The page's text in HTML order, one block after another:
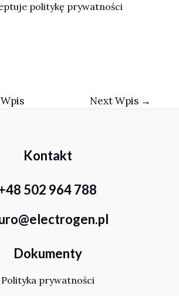
politykę prywatności
Next Wpis →
Kontakt
502 964 788
Dokumenty
Polityka prywatności